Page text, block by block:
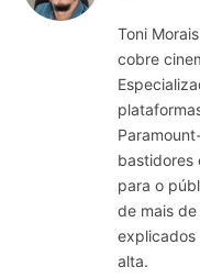
Toni
cobre
bastidores
para o
de mais
explicados
alta.